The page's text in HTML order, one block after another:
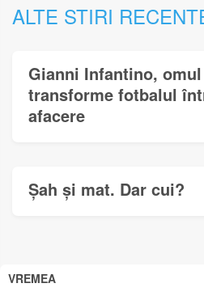
ALTE STIRI
Gianni Infantino,
transforme fotbalul
afacere
Șah și mat. Dar cui?
VREMEA